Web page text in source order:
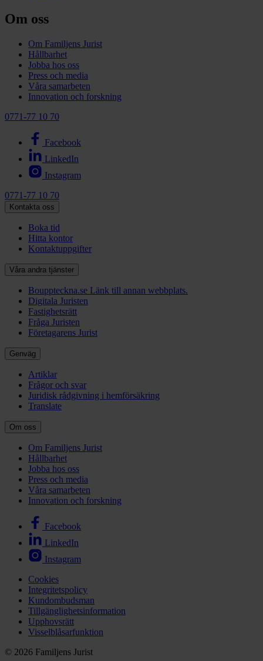
Om oss
Om Familjens Jurist
Hållbarhet
Jobba hos oss
Press och media
Våra samarbeten
Innovation och forskning
0771-77 10 70
Facebook
LinkedIn
Instagram
0771-77 10 70
Kontakta oss
Boka tid
Hitta kontor
Kontaktuppgifter
Våra andra tjänster
Bouppteckna.se Länk till annan webbplats.
Digitala Juristen
Fastighetsrätt
Fråga Juristen
Företagarens Jurist
Genväg
Artiklar
Frågor och svar
Juridisk rådgivning i hemförsäkring
Translate
Om oss
Om Familjens Jurist
Hållbarhet
Jobba hos oss
Press och media
Våra samarbeten
Innovation och forskning
Facebook
LinkedIn
Instagram
Cookies
Integritetspolicy
Kundombudsman
Tillgänglighetsinformation
Upphovsrätt
Visselblåsarfunktion
© 2026 Familjens Jurist